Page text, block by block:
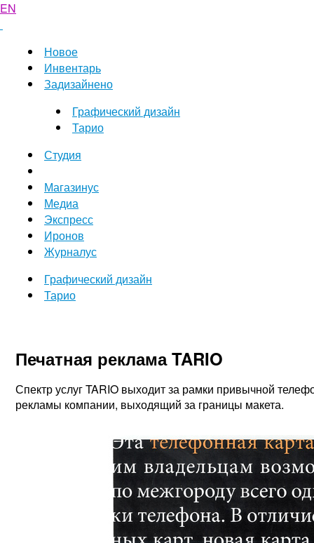
EN
Новое
Инвентарь
Задизайнено
Графический дизайн
Тарио
Студия
Магазинус
Медиа
Экспресс
Иронов
Журналус
Графический дизайн
Тарио
Печатная реклама TARIO
Спектр услуг TARIO выходит за рамки привычной
рекламы компании, выходящий за границы макета.